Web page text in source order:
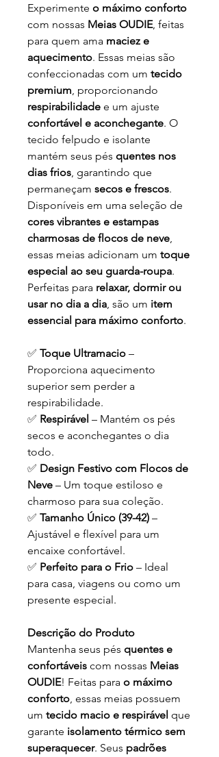
Experimente o máximo conforto
com nossas Meias OUDIE, feitas
para quem ama maciez e
aquecimento. Essas meias são
confeccionadas com um tecido
premium, proporcionando
respirabilidade e um ajuste
confortável e aconchegante. O
tecido felpudo e isolante
mantém seus pés quentes nos
dias frios, garantindo que
permaneçam secos e frescos.
Disponíveis em uma seleção de
cores vibrantes e estampas
charmosas de flocos de neve,
essas meias adicionam um toque
especial ao seu guarda-roupa.
Perfeitas para relaxar, dormir ou
usar no dia a dia, são um item
essencial para máximo conforto.
✅ Toque Ultramacio –
Proporciona aquecimento
superior sem perder a
respirabilidade.
✅ Respirável – Mantém os pés
secos e aconchegantes o dia
todo.
✅ Design Festivo com Flocos de
Neve – Um toque estiloso e
charmoso para sua coleção.
✅ Tamanho Único (39-42) –
Ajustável e flexível para um
encaixe confortável.
✅ Perfeito para o Frio – Ideal
para casa, viagens ou como um
presente especial.
Descrição do Produto
Mantenha seus pés quentes e
confortáveis com nossas Meias
OUDIE! Feitas para o máximo
conforto, essas meias possuem
um tecido macio e respirável que
garante isolamento térmico sem
superaquecer. Seus padrões